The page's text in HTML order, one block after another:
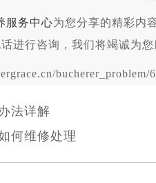
服务中心为您分享的精彩内
进行咨询，我们将竭诚为您
bucherer_problem/
法详解
何维修处理